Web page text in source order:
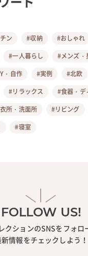
ン #収納
#おしゃれ
#一人暮らし
#メンズ・
・自作 #実例
#北欧
#リラックス
#食器・デ
所・洗面所 #リビング
#寝室
FOLLOW US!
クションのSNSをフォロ
情報をチェックしよう！